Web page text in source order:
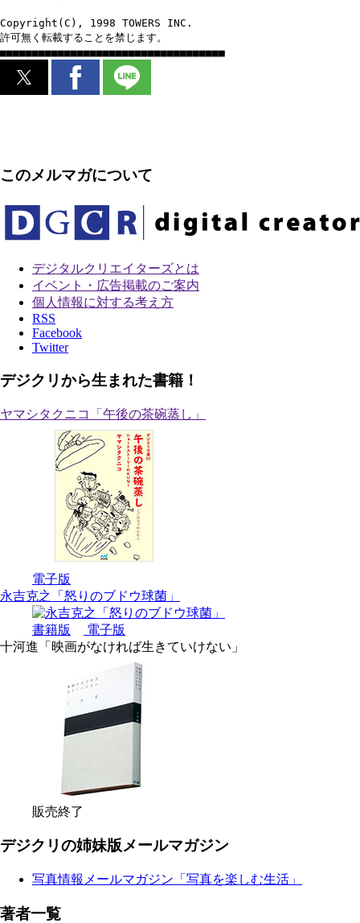
Copyright(C), 1998 TOWERS INC.
許可無く転載することを禁じます。
■■■■■■■■■■■■■■■■■■■■■■■■■■■■■■■■■■■
このメルマガについて
デジタルクリエイターズとは
イベント・広告掲載のご案内
個人情報に対する考え方
RSS
Facebook
Twitter
デジクリから生まれた書籍！
ヤマシタクニコ「午後の茶碗蒸し」
電子版
永吉克之「怒りのブドウ球菌」
書籍版
電子版
十河進「映画がなければ生きていけない」
販売終了
デジクリの姉妹版メールマガジン
写真情報メールマガジン「写真を楽しむ生活」
著者一覧